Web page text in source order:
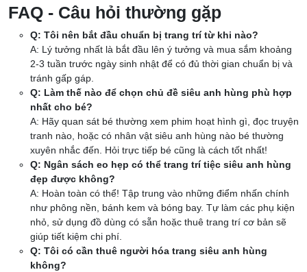
FAQ - Câu hỏi thường gặp
Q: Tôi nên bắt đầu chuẩn bị trang trí từ khi nào?
A: Lý tưởng nhất là bắt đầu lên ý tưởng và mua sắm khoảng
2-3 tuần trước ngày sinh nhật để có đủ thời gian chuẩn bị và
tránh gấp gáp.
Q: Làm thế nào để chọn chủ đề siêu anh hùng phù hợp
nhất cho bé?
A: Hãy quan sát bé thường xem phim hoạt hình gì, đọc truyện
tranh nào, hoặc có nhân vật siêu anh hùng nào bé thường
xuyên nhắc đến. Hỏi trực tiếp bé cũng là cách tốt nhất!
Q: Ngân sách eo hẹp có thể trang trí tiệc siêu anh hùng
đẹp được không?
A: Hoàn toàn có thể! Tập trung vào những điểm nhấn chính
như phông nền, bánh kem và bóng bay. Tự làm các phụ kiện
nhỏ, sử dụng đồ dùng có sẵn hoặc thuê trang trí cơ bản sẽ
giúp tiết kiệm chi phí.
Q: Tôi có cần thuê người hóa trang siêu anh hùng
không?